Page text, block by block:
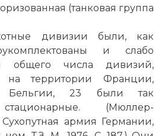
(танковая группа
дивизии были, как
и слабо
общего числа дивизий,
на территории Франции,
Бельгии, 23 были так
(Мюллер-
армия Германии,